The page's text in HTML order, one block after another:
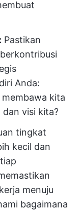
Pastikan
Anda:
kita
dan visi kita?
tingkat
kecil dan
menuju
bagaimana